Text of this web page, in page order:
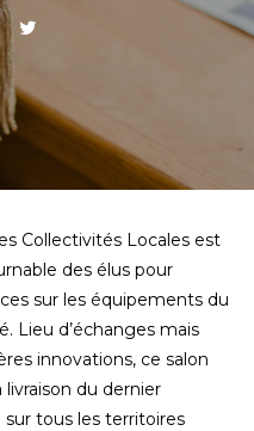
Collectivités Locales est
des élus pour
sur les équipements du
Lieu d’échanges mais
innovations, ce salon
du dernier
tous les territoires